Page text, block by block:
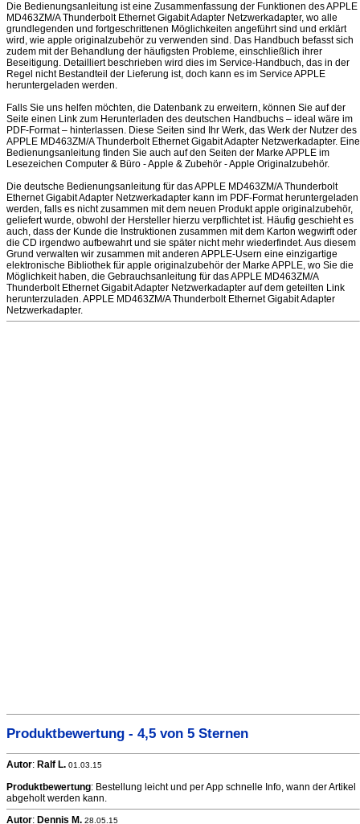
Die Bedienungsanleitung ist eine Zusammenfassung der Funktionen des APPLE
MD463ZM/A Thunderbolt Ethernet Gigabit Adapter Netzwerkadapter, wo alle
grundlegenden und fortgeschrittenen Möglichkeiten angeführt sind und erklärt
wird, wie apple originalzubehör zu verwenden sind. Das Handbuch befasst sich
zudem mit der Behandlung der häufigsten Probleme, einschließlich ihrer
Beseitigung. Detailliert beschrieben wird dies im Service-Handbuch, das in der
Regel nicht Bestandteil der Lieferung ist, doch kann es im Service APPLE
heruntergeladen werden.
Falls Sie uns helfen möchten, die Datenbank zu erweitern, können Sie auf der
Seite einen Link zum Herunterladen des deutschen Handbuchs – ideal wäre im
PDF-Format – hinterlassen. Diese Seiten sind Ihr Werk, das Werk der Nutzer des
APPLE MD463ZM/A Thunderbolt Ethernet Gigabit Adapter Netzwerkadapter. Eine
Bedienungsanleitung finden Sie auch auf den Seiten der Marke APPLE im
Lesezeichen Computer & Büro - Apple & Zubehör - Apple Originalzubehör.
Die deutsche Bedienungsanleitung für das APPLE MD463ZM/A Thunderbolt
Ethernet Gigabit Adapter Netzwerkadapter kann im PDF-Format heruntergeladen
werden, falls es nicht zusammen mit dem neuen Produkt apple originalzubehör,
geliefert wurde, obwohl der Hersteller hierzu verpflichtet ist. Häufig geschieht es
auch, dass der Kunde die Instruktionen zusammen mit dem Karton wegwirft oder
die CD irgendwo aufbewahrt und sie später nicht mehr wiederfindet. Aus diesem
Grund verwalten wir zusammen mit anderen APPLE-Usern eine einzigartige
elektronische Bibliothek für apple originalzubehör der Marke APPLE, wo Sie die
Möglichkeit haben, die Gebrauchsanleitung für das APPLE MD463ZM/A
Thunderbolt Ethernet Gigabit Adapter Netzwerkadapter auf dem geteilten Link
herunterzuladen. APPLE MD463ZM/A Thunderbolt Ethernet Gigabit Adapter
Netzwerkadapter.
Produktbewertung - 4,5 von 5 Sternen
Autor: Ralf L. 01.03.15
Produktbewertung: Bestellung leicht und per App schnelle Info, wann der Artikel
abgeholt werden kann.
Autor: Dennis M. 28.05.15